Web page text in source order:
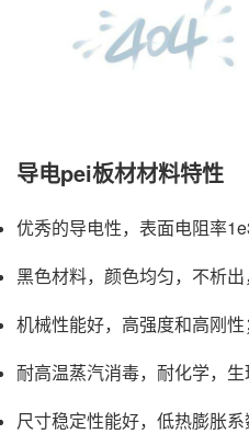
导电pei板材材料特性
优秀的导电性，表面电阻率
黑色材料，颜色均匀，不析出
机械性能好，高强度和高刚性
耐高温蒸汽消毒，耐化学，生
尺寸稳定性能好，低热膨胀